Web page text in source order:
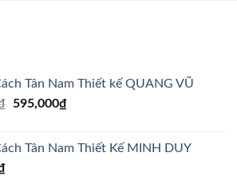
Tân Nam Thiết kế QUANG VŨ
Giá
695,000₫.
595,000₫Giá
là:
Tân Nam Thiết Kế MINH DUY